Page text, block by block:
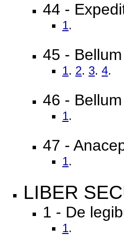
44 -
1.
45 -
1. 2. 3. 4.
46 -
1.
47 -
1.
LIBER
1 - De
1.